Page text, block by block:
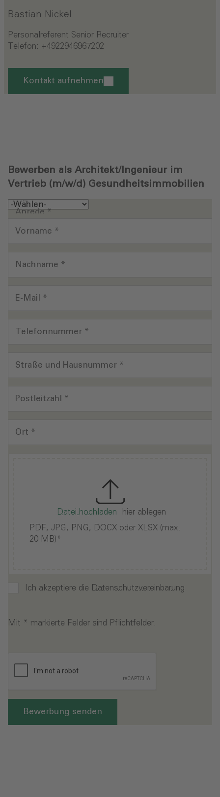
Bastian Nickel
Personalreferent Senior Recruiter
Telefon: +4922946967202
Kontakt aufnehmen
Bewerben als Architekt/Ingenieur im
Vertrieb (m/w/d) Gesundheitsimmobilien
Anrede *
Vorname *
Nachname *
E-Mail *
Telefonnummer *
Straße und Hausnummer *
Postleitzahl *
Ort *
Datei hochladen
hier ablegen
PDF, JPG, PNG, DOCX oder XLSX (max.
20 MB)*
Ich akzeptiere die Datenschutzvereinbarung
Mit * markierte Felder sind Pflichtfelder.